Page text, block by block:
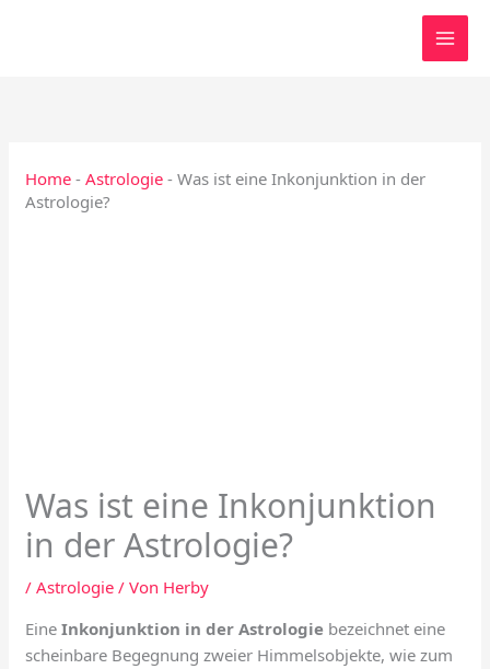
Home -Astrologie -Was ist eine Inkonjunktion in der
Astrologie?
Was ist eine Inkonjunktion
in der Astrologie?
/Astrologie / Von Herby
EineInkonjunktion in der Astrologie bezeichnet eine
scheinbare Begegnung zweier Himmelsobjekte, wie zum